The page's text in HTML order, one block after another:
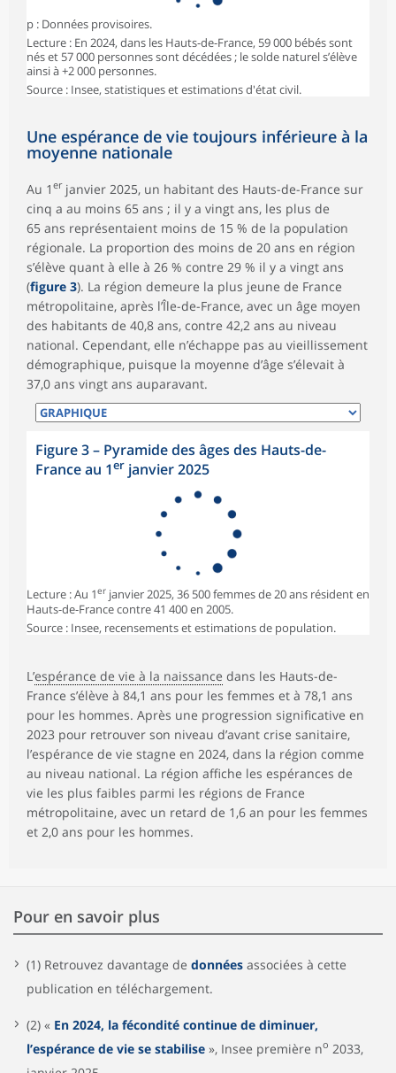
p : Données provisoires.
Lecture : En 2024, dans les Hauts-de-France, 59 000 bébés sont
nés et 57 000 personnes sont décédées ; le solde naturel s’élève
ainsi à +2 000 personnes.
Source : Insee, statistiques et estimations d'état civil.
Une espérance de vie toujours inférieure à la
moyenne nationale
Au 1 erjanvier 2025, un habitant des Hauts-de-France sur
cinq a au moins 65 ans ; il y a vingt ans, les plus de
65 ans représentaient moins de 15 % de la population
régionale. La proportion des moins de 20 ans en région
s’élève quant à elle à 26 % contre 29 % il y a vingt ans
(figure 3). La région demeure la plus jeune de France
métropolitaine, après l’Île-de-France, avec un âge moyen
des habitants de 40,8 ans, contre 42,2 ans au niveau
national. Cependant, elle n’échappe pas au vieillissement
démographique, puisque la moyenne d’âge s’élevait à
37,0 ans vingt ans auparavant.
Figure 3– Pyramide des âges des Hauts-de-
France au 1er janvier 2025
Lecture : Au 1er janvier 2025, 36 500 femmes de 20 ans résident en
Hauts-de-France contre 41 400 en 2005.
Source : Insee, recensements et estimations de population.
L’espérance de vie à la naissance dans les Hauts-de-
France s’élève à 84,1 ans pour les femmes et à 78,1 ans
pour les hommes. Après une progression significative en
2023 pour retrouver son niveau d’avant crise sanitaire,
l’espérance de vie stagne en 2024, dans la région comme
au niveau national. La région affiche les espérances de
vie les plus faibles parmi les régions de France
métropolitaine, avec un retard de 1,6 an pour les femmes
et 2,0 ans pour les hommes.
Pour en savoir plus
(1) Retrouvez davantage de données associées à cette
publication en téléchargement.
(2) « En 2024, la fécondité continue de diminuer,
l’espérance de vie se stabilise », Insee première no 2033,